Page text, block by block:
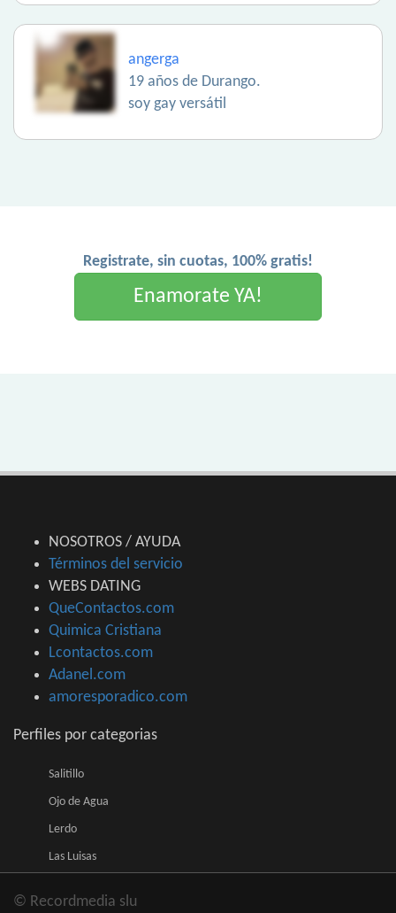
angerga
19 años de Durango.
soy gay versátil
Registrate, sin cuotas, 100% gratis!
Enamorate YA!
NOSOTROS / AYUDA
Términos del servicio
WEBS DATING
QueContactos.com
Quimica Cristiana
Lcontactos.com
Adanel.com
amoresporadico.com
Perfiles por categorias
Salitillo
Ojo de Agua
Lerdo
Las Luisas
© Recordmedia slu